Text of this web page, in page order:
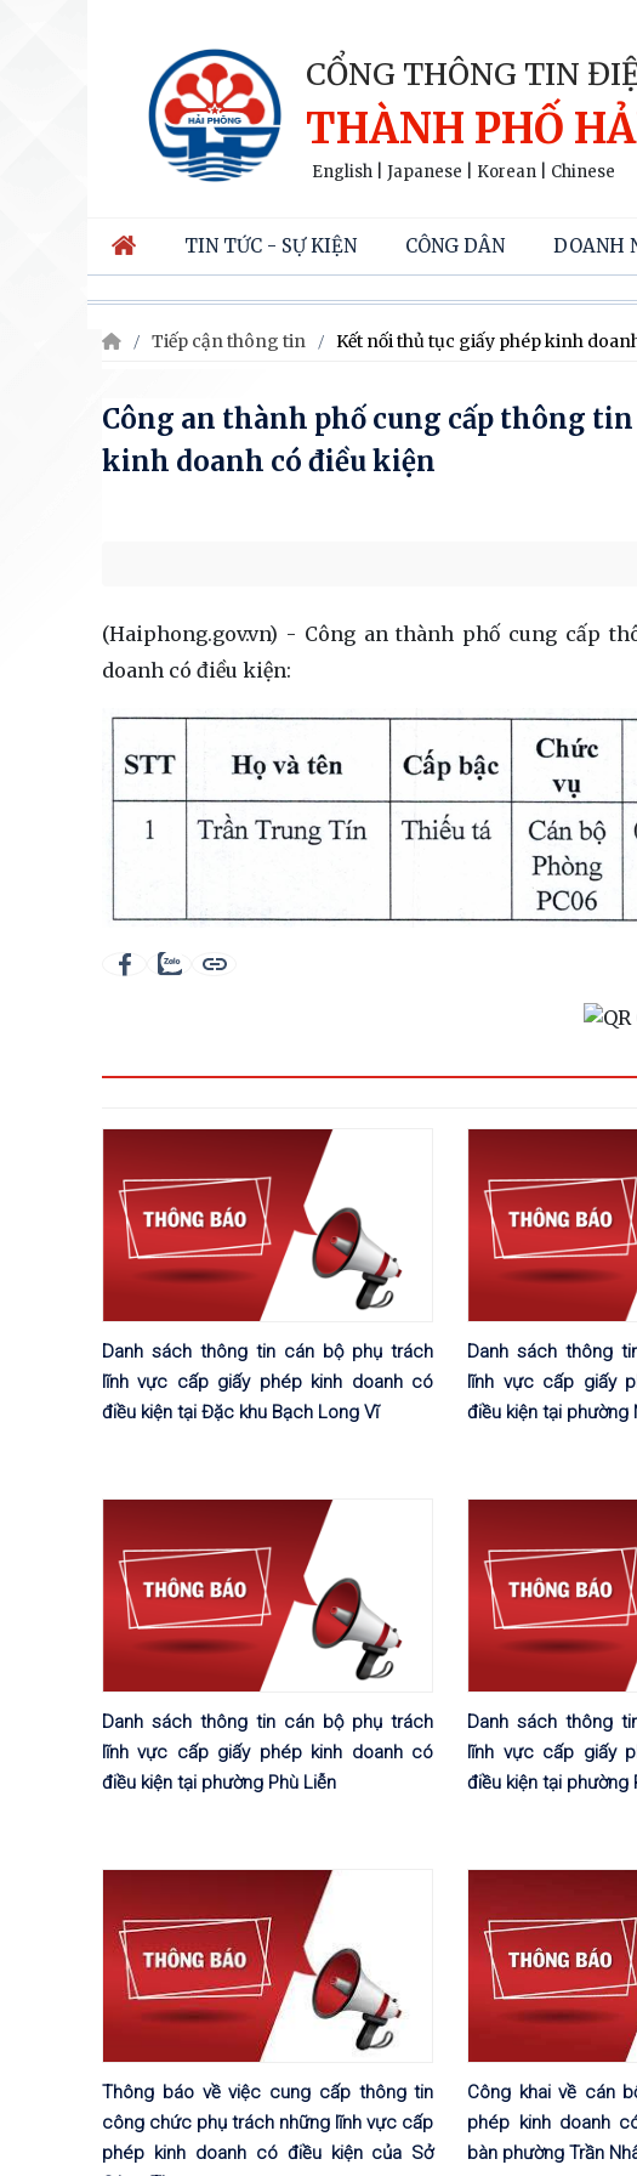
CỔNG THÔNG TIN
THÀNH PHỐ
English Japanese Korean Chinese
TIN TỨC - SỰ KIỆN CÔNG DÂN DOANH
Tiếp cận thông tin Kết nối thủ tục giấy phép kinh
Công an thành phố cung cấp thông
kinh doanh có điều kiện
(Haiphong.gov.vn) - Công an thành phố cung cấp
doanh có điều kiện:
Danh sách thông tin cán bộ phụ trách
lĩnh vực cấp giấy phép kinh doanh có
điều kiện tại Đặc khu Bạch Long Vĩ
Danh sách thông
lĩnh vực cấp giấy
điều kiện tại phường
Danh sách thông tin cán bộ phụ trách
lĩnh vực cấp giấy phép kinh doanh có
điều kiện tại phường Phù Liễn
Danh sách thông
lĩnh vực cấp giấy
điều kiện tại phường
Thông báo về việc cung cấp thông tin
công chức phụ trách những lĩnh vực cấp
phép kinh doanh có điều kiện của Sở
Công khai về cán
phép kinh doanh
bàn phường Trần